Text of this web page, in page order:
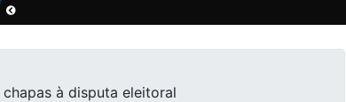
à disputa eleitoral